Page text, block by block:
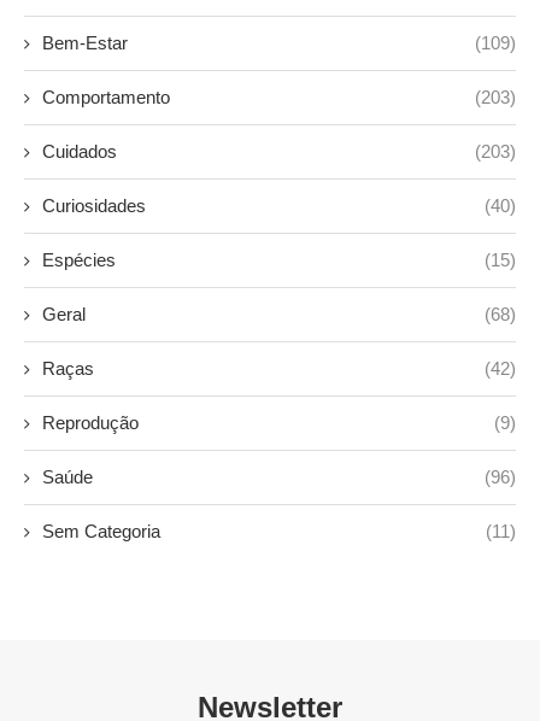
Bem-Estar (109)
Comportamento (203)
Cuidados (203)
Curiosidades (40)
Espécies (15)
Geral (68)
Raças (42)
Reprodução (9)
Saúde (96)
Sem Categoria (11)
Newsletter